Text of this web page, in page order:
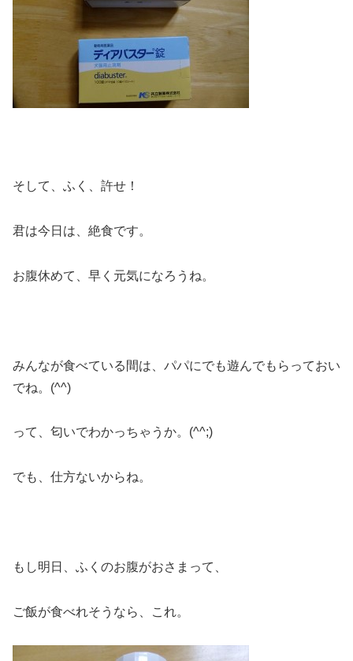
そして、ふく、許せ！
君は今日は、絶食です。
お腹休めて、早く元気になろうね。
みんなが食べている間は、パパにでも遊んでもらっておい
でね。(^^)
って、匂いでわかっちゃうか。(^^;)
でも、仕方ないからね。
もし明日、ふくのお腹がおさまって、
ご飯が食べれそうなら、これ。